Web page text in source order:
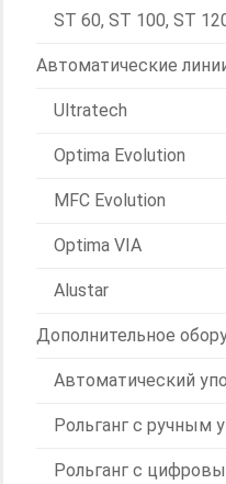
ST 60, ST 100, ST
Автоматические
Ultratech
Optima Evolution
MFC Evolution
Optima VIA
Alustar
Дополнительное
Автоматический
Рольганг с ручным
Рольганг с